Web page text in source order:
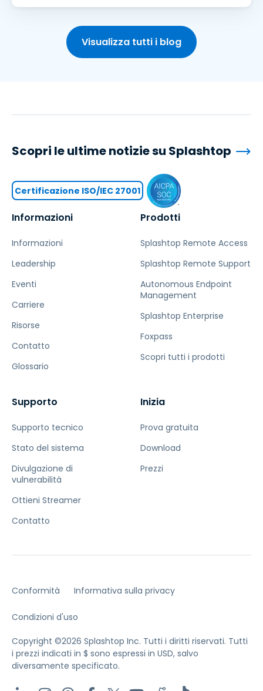
Visualizza tutti i blog
Informazioni
Informazioni
Leadership
Eventi
Carriere
Risorse
Contatto
Glossario
Prodotti
Splashtop Remote Access
Splashtop Remote Support
Autonomous Endpoint
Management
Splashtop Enterprise
Foxpass
Scopri tutti i prodotti
Supporto
Supporto tecnico
Stato del sistema
Divulgazione di
vulnerabilità
Ottieni Streamer
Contatto
Inizia
Prova gratuita
Download
Prezzi
Scopri le ultime notizie su Splashtop
Certificazione ISO/IEC 27001
Conformità Informativa sulla privacy
Condizioni d'uso
Copyright ©2026 Splashtop Inc. Tutti i diritti riservati. Tutti
i prezzi indicati in $ sono espressi in USD, salvo
diversamente specificato.